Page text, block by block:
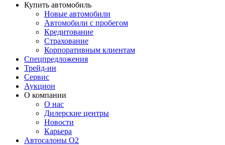
Купить автомобиль
Новые автомобили
Автомобили с пробегом
Кредитование
Страхование
Корпоративным клиентам
Спецпредложения
Трейд-ин
Сервис
Аукцион
О компании
О нас
Дилерские центры
Новости
Карьера
Автосалоны O2